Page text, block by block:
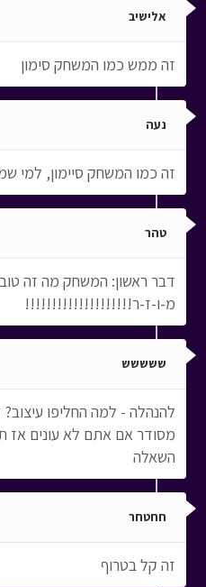
אלישיב
זה ממש כמו המשחק סימון
נעה
זה כמו המשחק סיימון, למי
טהר
דבר ראשון: המשחק מה זה
מ-ו-ז-ר!!!!!!!!!!!!!!!!!!!!
ששששש
להנהלה - למה החליפו
מסודר אם אתם לא עונים אז
השאלה
חחטחר
זה קל בטרוף